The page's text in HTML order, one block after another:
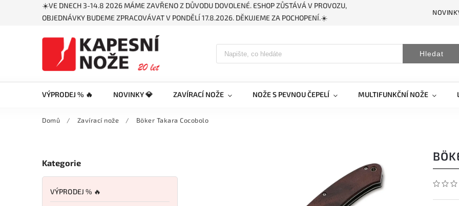
☀️VE DNECH 3-14.8 2026 MÁME ZAVŘENO Z DŮVODU DOVOLENÉ. ESHOP ZŮSTÁVÁ V PROVOZU,
OBJEDNÁVKY BUDEME ZPRACOVÁVAT V PONDĚLÍ 17.8.2026. DĚKUJEME ZA POCHOPENÍ.☀️
Hledat
VÝPRODEJ % 🔥 NOVINKY 💎 ZAVÍRACÍ NOŽE NOŽE S PEVNOU ČEPELÍ MULTIFUNKČNÍ NOŽE
Domů / Zavírací nože / Böker Takara Cocobolo
Kategorie
VÝPRODEJ % 🔥